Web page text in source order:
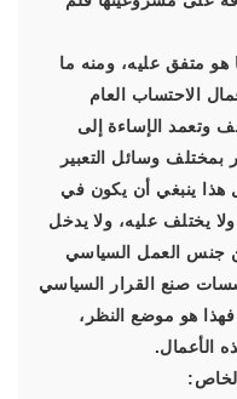
متفق عليه، ومنه ما
الاحتساب العام
وتعمد الإساءة إلى
بمختلف وسائل التعبير
هذا ينبغي أن يكون في
يختلف عليه، ولا يدخل
جنس العمل السياسي
صنع القرار السياسي
فهذا هو موضع النظر،
الأعمال.